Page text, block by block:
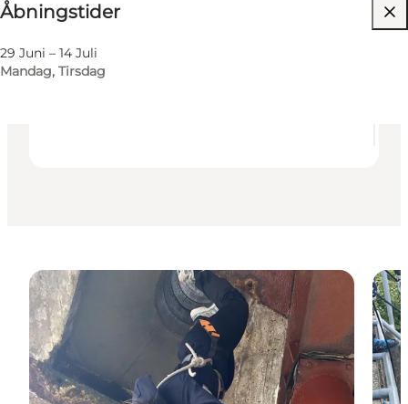
Åbningstider
29 Juni – 14 Juli
Mandag, Tirsdag
Besøg hjemmeside
Hunde tilladt